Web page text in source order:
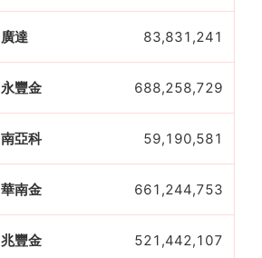
廣達 83,831,241
永豐金 688,258,729
南亞科 59,190,581
華南金 661,244,753
兆豐金 521,442,107